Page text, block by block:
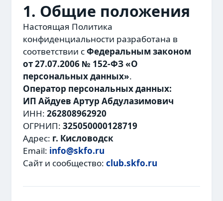
1. Общие положения
Настоящая Политика
конфиденциальности разработана в
соответствии сФедеральным законом
от 27.07.2006 № 152-ФЗ «О
персональных данных».
Оператор персональных данных:
ИП Айдуев Артур Абдулазимович
ИНН: 262808962920
ОГРНИП: 325050000128719
Адрес: г. Кисловодск
Email: info@skfo.ru
Сайт и сообщество: club.skfo.ru